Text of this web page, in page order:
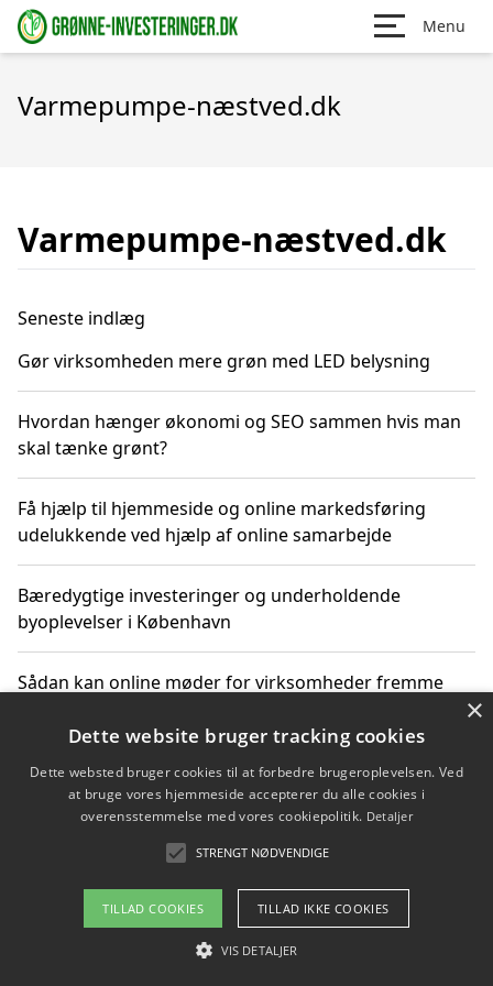
Menu
Varmepumpe-næstved.dk
Varmepumpe-næstved.dk
Seneste indlæg
Gør virksomheden mere grøn med LED belysning
Hvordan hænger økonomi og SEO sammen hvis man
skal tænke grønt?
Få hjælp til hjemmeside og online markedsføring
udelukkende ved hjælp af online samarbejde
Bæredygtige investeringer og underholdende
byoplevelser i København
Sådan kan online møder for virksomheder fremme
Copyright 2026 - Pilanto Aps
Om / kontakt
×
Dette website bruger tracking cookies
Dette websted bruger cookies til at forbedre brugeroplevelsen. Ved
at bruge vores hjemmeside accepterer du alle cookies i
overensstemmelse med vores cookiepolitik. Detaljer
STRENGT NØDVENDIGE
TILLAD COOKIES TILLAD IKKE COOKIES
VIS DETALJER